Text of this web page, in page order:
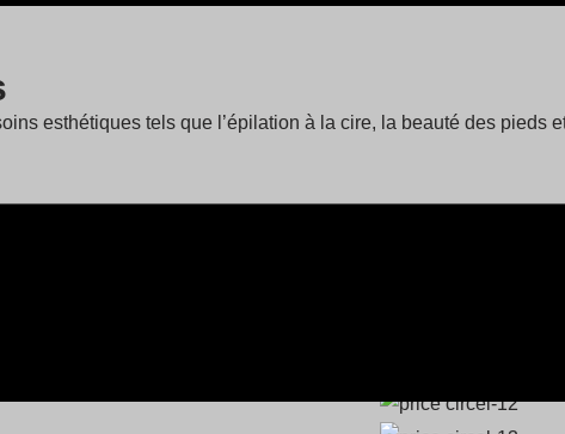
esthétiques tels que l’épilation à la cire, la beauté des